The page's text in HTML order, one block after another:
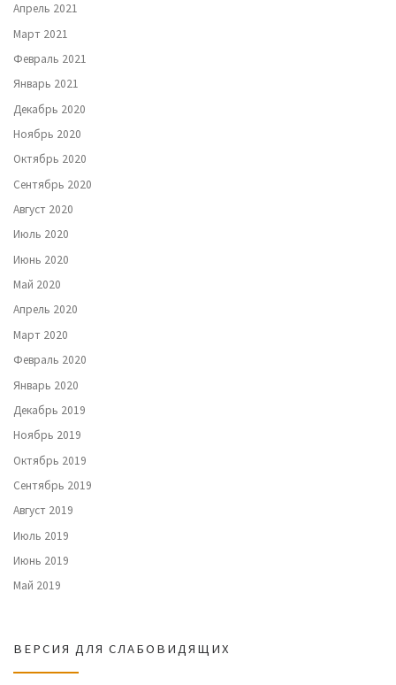
Апрель 2021
Март 2021
Февраль 2021
Январь 2021
Декабрь 2020
Ноябрь 2020
Октябрь 2020
Сентябрь 2020
Август 2020
Июль 2020
Июнь 2020
Май 2020
Апрель 2020
Март 2020
Февраль 2020
Январь 2020
Декабрь 2019
Ноябрь 2019
Октябрь 2019
Сентябрь 2019
Август 2019
Июль 2019
Июнь 2019
Май 2019
ВЕРСИЯ ДЛЯ СЛАБОВИДЯЩИХ